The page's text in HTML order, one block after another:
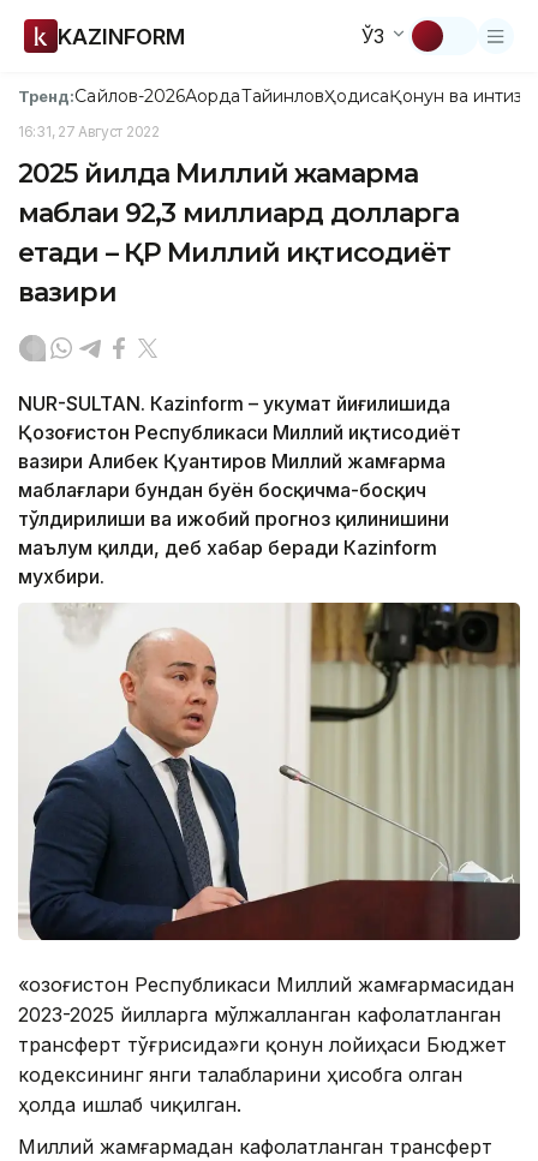
KAZINFORM ЎЗ
Тренд:Сайлов-2026АқордаТайинловҲодисаҚонун ва
16:31, 27 Август 2022
2025 йилда Миллий жамғарма
маблағи 92,3 миллиард долларга
етади – ҚР Миллий иқтисодиёт
вазири
NUR-SULTAN. Кazinform – Ҳукумат йиғилишида
Қозоғистон Республикаси Миллий иқтисодиёт
вазири Алибек Қуантиров Миллий жамғарма
маблағлари бундан буён босқичма-босқич
тўлдирилиши ва ижобий прогноз қилинишини
маълум қилди, деб хабар беради Кazinform
мухбири.
«Қозоғистон Республикаси Миллий жамғармасидан
2023-2025 йилларга мўлжалланган кафолатланган
трансферт тўғрисида»ги қонун лойиҳаси Бюджет
кодексининг янги талабларини ҳисобга олган
ҳолда ишлаб чиқилган.
Миллий жамғармадан кафолатланган трансферт